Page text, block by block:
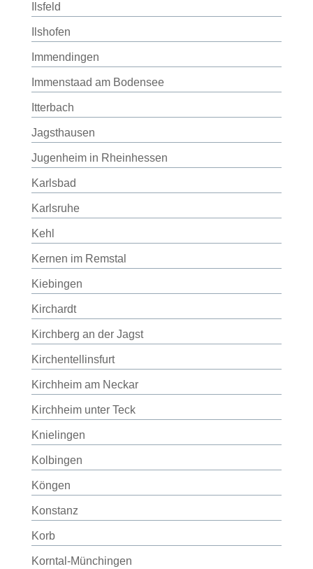
Ilsfeld
Ilshofen
Immendingen
Immenstaad am Bodensee
Itterbach
Jagsthausen
Jugenheim in Rheinhessen
Karlsbad
Karlsruhe
Kehl
Kernen im Remstal
Kiebingen
Kirchardt
Kirchberg an der Jagst
Kirchentellinsfurt
Kirchheim am Neckar
Kirchheim unter Teck
Knielingen
Kolbingen
Köngen
Konstanz
Korb
Korntal-Münchingen